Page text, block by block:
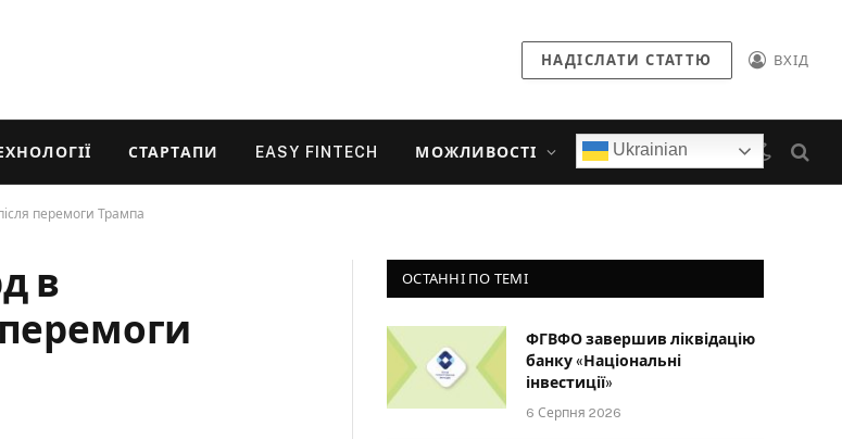
НАДІСЛАТИ СТАТТЮ ВХІД
СТАРТАПИ EASY FINTECH МОЖЛИВОСТІ Ukrainian
перемоги Трампа
в
ОСТАННІ ПО ТЕМІ
ФГВФО завершив ліквідацію
банку «Національні
інвестиції»
6 Серпня 2026